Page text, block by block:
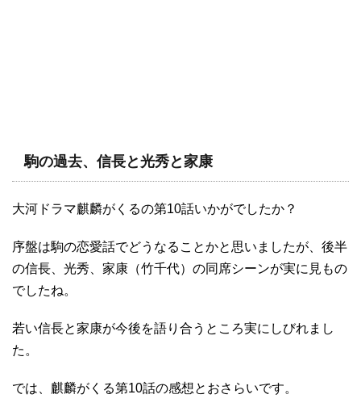
駒の過去、信長と光秀と家康
大河ドラマ麒麟がくるの第10話いかがでしたか？
序盤は駒の恋愛話でどうなることかと思いましたが、後半
の信長、光秀、家康（竹千代）の同席シーンが実に見もの
でしたね。
若い信長と家康が今後を語り合うところ実にしびれまし
た。
では、麒麟がくる第10話の感想とおさらいです。